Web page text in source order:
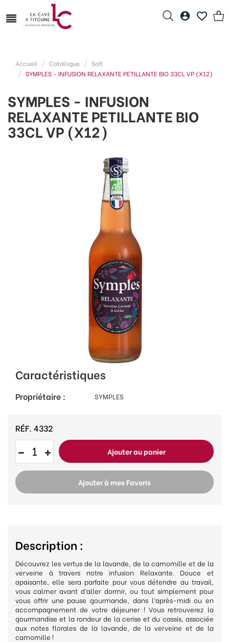
Accueil Catalogue
Soft
SYMPLES - INFUSION RELAXANTE PETILLANTE BIO 33CL VP (X12)
SYMPLES - INFUSION
RELAXANTE PETILLANTE BIO
33CL VP (X12)
Caractéristiques
Propriétaire : SYMPLES
RÉF. 4332
Ajouter au panier
Ajouter à mes Favoris
Description :
Découvrez les vertus de la lavande, de la camomille et de la
verveine à travers notre infusion Relaxante. Douce et
apaisante, elle sera parfaite pour vous détendre au travail,
vous calmer avant d’aller dormir, ou tout simplement pour
vous offrir une pause gourmande, dans l’après-midi ou en
accompagnement de votre déjeuner ! Vous retrouverez la
gourmandise et la rondeur de la cerise et du cassis, associée
aux notes florales de la lavande, de la verveine et de la
camomille !